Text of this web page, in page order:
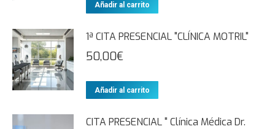
Añadir al carrito
1ª CITA PRESENCIAL "CLÍNICA MOTRIL"
50,00€
Añadir al carrito
CITA PRESENCIAL " Clínica Médica Dr.